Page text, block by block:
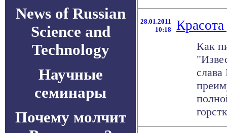
News of Russian
Science and
Technology
Научные
семинары
Почему молчит
28.01.2011
10:18
Как